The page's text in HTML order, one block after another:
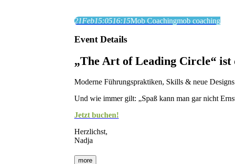
21Feb15:0516:15Mob Coachingmob coaching
Event Details
„The Art of Leading Circle“ ist
Moderne Führungspraktiken, Skills & neue
Und wie immer gilt: „Spaß kann man gar nicht
Jetzt buchen!
Herzlichst,
Nadja
more